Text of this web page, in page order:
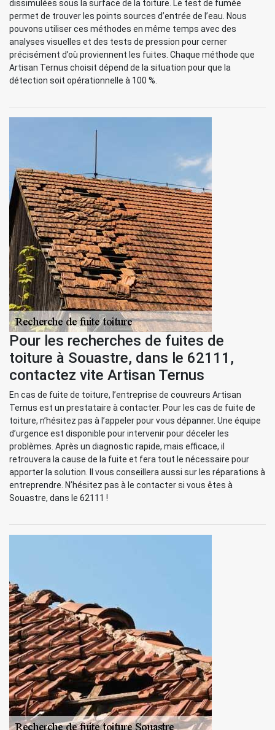
dissimulées sous la surface de la toiture. Le test de fumée
permet de trouver les points sources d’entrée de l’eau. Nous
pouvons utiliser ces méthodes en même temps avec des
analyses visuelles et des tests de pression pour cerner
précisément d’où proviennent les fuites. Chaque méthode que
Artisan Ternus choisit dépend de la situation pour que la
détection soit opérationnelle à 100 %.
Pour les recherches de fuites de
toiture à Souastre, dans le 62111,
contactez vite Artisan Ternus
En cas de fuite de toiture, l’entreprise de couvreurs Artisan
Ternus est un prestataire à contacter. Pour les cas de fuite de
toiture, n’hésitez pas à l’appeler pour vous dépanner. Une équipe
d’urgence est disponible pour intervenir pour déceler les
problèmes. Après un diagnostic rapide, mais efficace, il
retrouvera la cause de la fuite et fera tout le nécessaire pour
apporter la solution. Il vous conseillera aussi sur les réparations à
entreprendre. N’hésitez pas à le contacter si vous êtes à
Souastre, dans le 62111 !